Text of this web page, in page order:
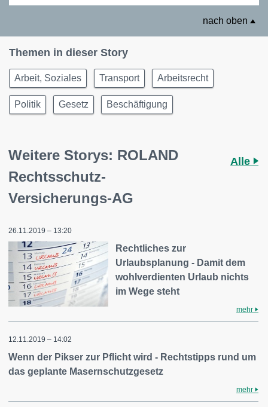
nach oben
Themen in dieser Story
Arbeit, Soziales Transport Arbeitsrecht
Politik Gesetz Beschäftigung
Weitere Storys: ROLAND
Rechtsschutz-
Versicherungs-AG
Alle
26.11.2019 – 13:20
Rechtliches zur
Urlaubsplanung - Damit dem
wohlverdienten Urlaub nichts
im Wege steht
mehr
12.11.2019 – 14:02
Wenn der Pikser zur Pflicht wird - Rechtstipps rund um
das geplante Masernschutzgesetz
mehr